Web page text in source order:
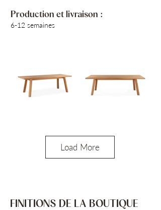
Production et livraison :
6-12 semaines
Load More
FINITIONS DE LA BOUTIQUE